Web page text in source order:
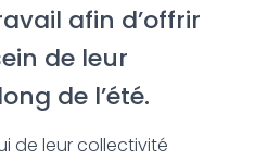
afin d’offrir
de leur
de l’été.
de leur collectivité